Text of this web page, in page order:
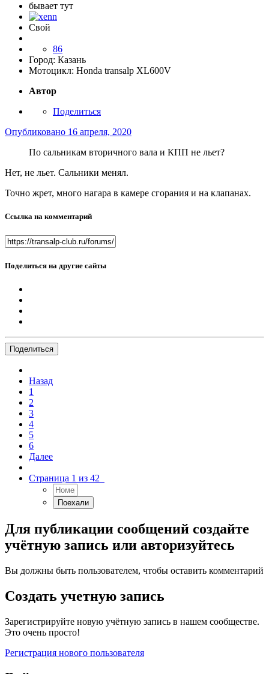
бывает тут
Свой
86
Город: Казань
Мотоцикл: Honda transalp XL600V
Автор
Поделиться
Опубликовано 16 апреля, 2020
По сальникам вторичного вала и КПП не льет?
Нет, не льет. Сальники менял.
Точно жрет, много нагара в камере сгорания и на клапанах.
Ссылка на комментарий
Поделиться на другие сайты
Поделиться
Назад
1
2
3
4
5
6
Далее
Страница 1 из 42
Для публикации сообщений создайте
учётную запись или авторизуйтесь
Вы должны быть пользователем, чтобы оставить комментарий
Создать учетную запись
Зарегистрируйте новую учётную запись в нашем сообществе.
Это очень просто!
Регистрация нового пользователя